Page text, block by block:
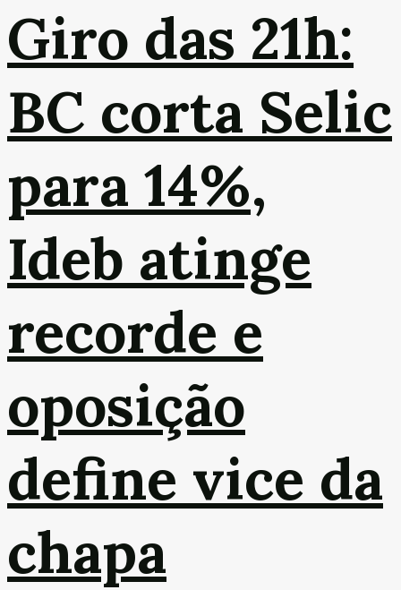
Giro das 21h:
BC corta Selic
para 14%,
Ideb atinge
recorde e
oposição
define vice da
chapa